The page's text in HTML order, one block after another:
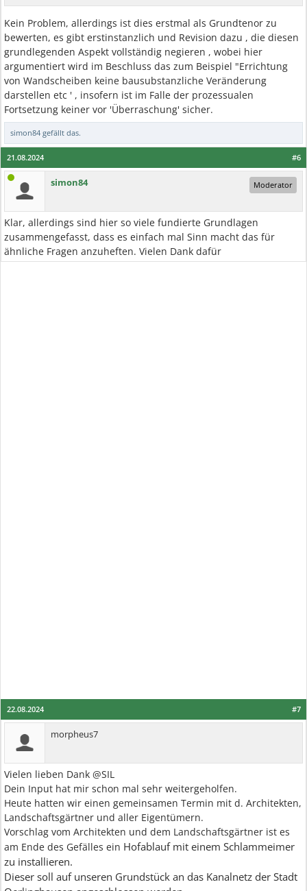
Kein Problem, allerdings ist dies erstmal als Grundtenor zu
bewerten, es gibt erstinstanzlich und Revision dazu , die diesen
grundlegenden Aspekt vollständig negieren , wobei hier
argumentiert wird im Beschluss das zum Beispiel "Errichtung
von Wandscheiben keine bausubstanzliche Veränderung
darstellen etc ' , insofern ist im Falle der prozessualen
Fortsetzung keiner vor 'Überraschung' sicher.
simon84 gefällt das.
#6
21.08.2024
simon84 Moderator
Klar, allerdings sind hier so viele fundierte Grundlagen
zusammengefasst, dass es einfach mal Sinn macht das für
ähnliche Fragen anzuheften. Vielen Dank dafür
#7
22.08.2024
morpheus7
Vielen lieben Dank @SIL
Dein Input hat mir schon mal sehr weitergeholfen.
Heute hatten wir einen gemeinsamen Termin mit d. Architekten,
Landschaftsgärtner und aller Eigentümern.
Vorschlag vom Architekten und dem Landschaftsgärtner ist es
am Ende des Gefälles ein Hofablauf mit einem Schlammeimer
zu installieren.
Dieser soll auf unseren Grundstück an das Kanalnetz der Stadt